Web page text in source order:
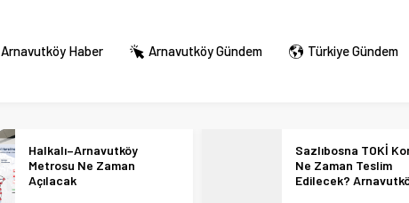
Arnavutköy Haber Arnavutköy Gündem Türkiye Gündem
Halkalı–Arnavutköy
Metrosu Ne Zaman
Açılacak
Sazlıbosna TOKİ
Ne Zaman Teslim
Edilecek?